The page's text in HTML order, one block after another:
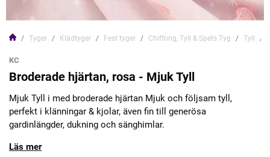
Tyger Klädtyger Fest tyger Chiffong, Tyll & Spets Tyg Tyll
KC
Broderade hjärtan, rosa - Mjuk Tyll
Mjuk Tyll i med broderade hjärtan Mjuk och följsam tyll,
perfekt i klänningar & kjolar, även fin till generösa
gardinlängder, dukning och sänghimlar.
Läs mer